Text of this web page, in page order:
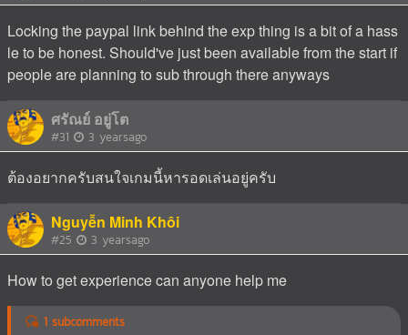
Locking the paypal link behind the exp thing is a bit of a hass
le to be honest. Should've just been available from the start if
people are planning to sub through there anyways
ศรัณย์ อยู่โต
#31 3 yearsago
ต้องอยากครับสนใจเกมนี้หารอดเล่นอยู่ครับ
Nguyễn Minh Khôi
#25 3 yearsago
How to get experience can anyone help me
1 subcomments